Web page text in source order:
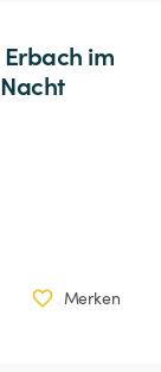
Erbach im
Merken